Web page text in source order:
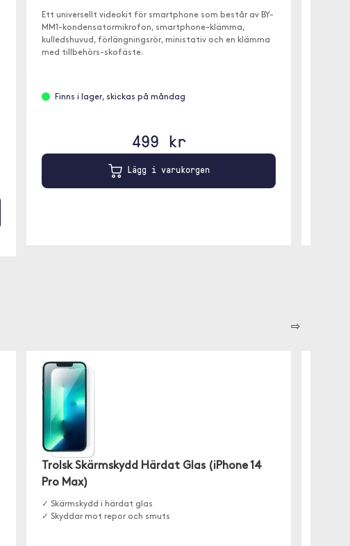
Ett universellt videokit för smartphone som består av BY-
MM1-kondensatormikrofon, smartphone-klämma,
kulledshuvud, förlängningsrör, ministativ och en klämma
med tillbehörs-skofäste.
Finns i lager, skickas på måndag
499 kr
Lägg i varukorgen
⇨
Trolsk Skärmskydd Härdat Glas (iPhone 14
Pro Max)
✓ Skärmskydd i härdat glas
✓ Skyddar mot repor och smuts